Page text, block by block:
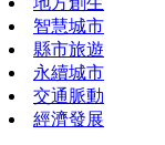
智慧城市
縣市旅遊
永續城市
交通脈動
經濟發展